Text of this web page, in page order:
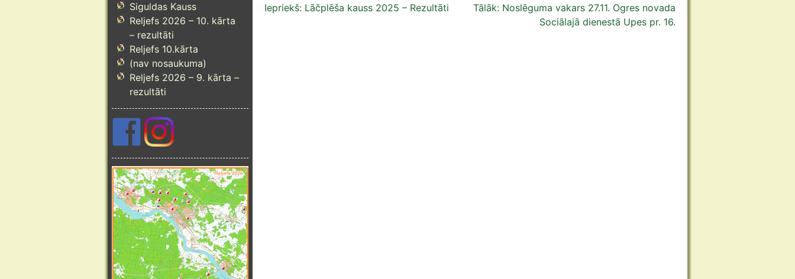
Ziņu
Iepriekš: Lāčplēša kauss 2025 – Rezultāti Tālāk: Noslēguma vakars 27.11. Ogres novada
Sociālajā dienestā Upes pr. 16.
Siguldas Kauss
Reljefs 2026 – 10. kārta
– rezultāti
Reljefs 10.kārta
(nav nosaukuma)
Reljefs 2026 – 9. kārta –
rezultāti